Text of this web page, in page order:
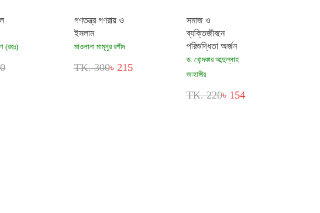
(রহঃ)
গণতন্ত্র গণরায় ও
ইসলাম
মাওলানা মামূনুর রশীদ
TK. 300৳ 215
সমাজ ও
ব্যক্তিজীবনে
পরিশুদ্ধিতা অর্জন
ড. খোন্দকার আব্দুল্লাহ
জাহাঙ্গীর
TK. 220৳ 154